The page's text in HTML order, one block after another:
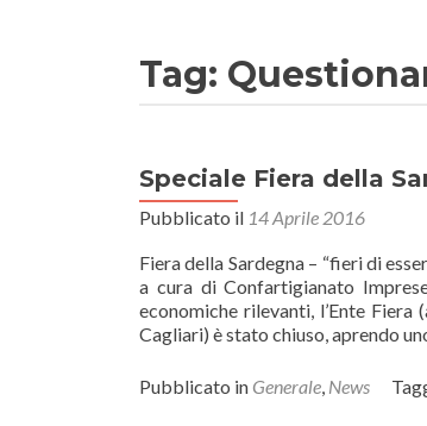
Tag:
Speciale Fiera della
Pubblicato il 14 Aprile 2016
Fiera della Sardegna – “fieri di
a cura di Confartigianato
economiche rilevanti, l’Ente
Cagliari) è stato chiuso, aprendo
Pubblicato in Generale, News